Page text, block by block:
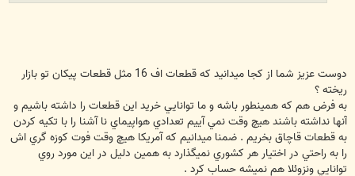
دوست عزيز شما از كجا ميدانيد كه قطعات اف 16 مثل قطعات پيكان تو بازار
ريخته ؟
به فرض هم كه همينطور باشه و ما توانايي خريد اين قطعات را داشته باشيم و
آنها نداشته باشند هيچ وقت نمي آييم تعدادي هواپيماي نا آشنا را با تكيه كردن
به قطعات قاچاق بخريم . ضمنا ميدانيم كه آمريكا هيچ وقت فوت كوزه گري اش
را به راحتي در اختيار هر كشوري نميگذارد به همين دليل در اين مورد روي
توانايي ونزوئلا هم نميشه حساب كرد .